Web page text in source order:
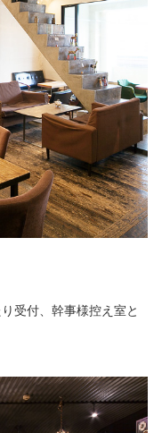
受付、幹事様控え室と